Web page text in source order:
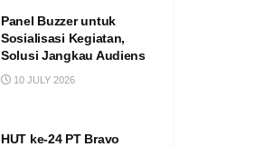
Panel Buzzer untuk
Sosialisasi Kegiatan,
Solusi Jangkau Audiens
10 JULY 2026
HUT ke-24 PT Bravo